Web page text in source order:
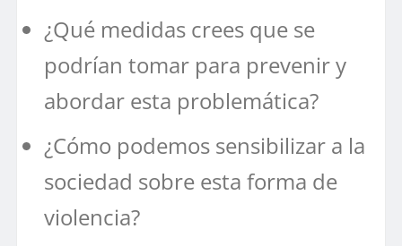
¿Qué medidas crees que se
podrían tomar para prevenir y
abordar esta problemática?
¿Cómo podemos sensibilizar a la
sociedad sobre esta forma de
violencia?